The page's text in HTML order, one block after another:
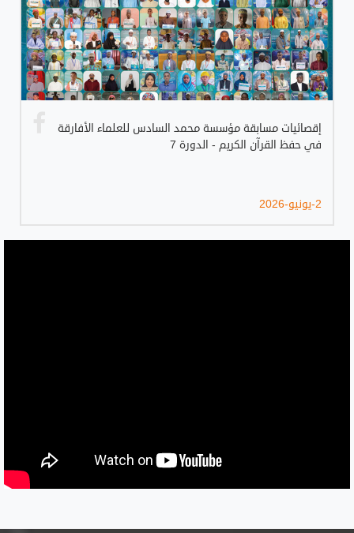
إقصائيات مسابقة مؤسسة محمد السادس للعلماء الأفارقة
في حفظ القرآن الكريم - الدورة 7
2-يونيو-2026